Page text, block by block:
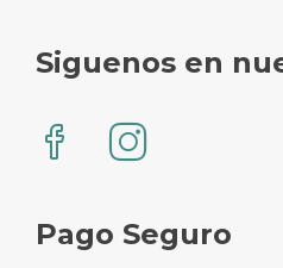
Siguenos en
Pago Seguro